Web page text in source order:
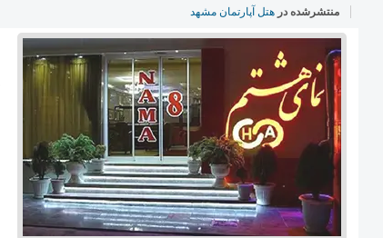
منتشرشده در هتل آپارتمان مشهد